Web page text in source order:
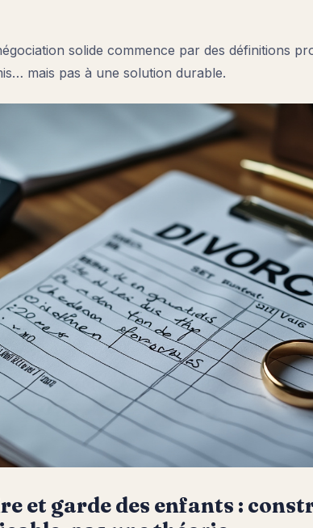
solide commence par des définitions
mais pas à une solution durable.
et garde des enfants :